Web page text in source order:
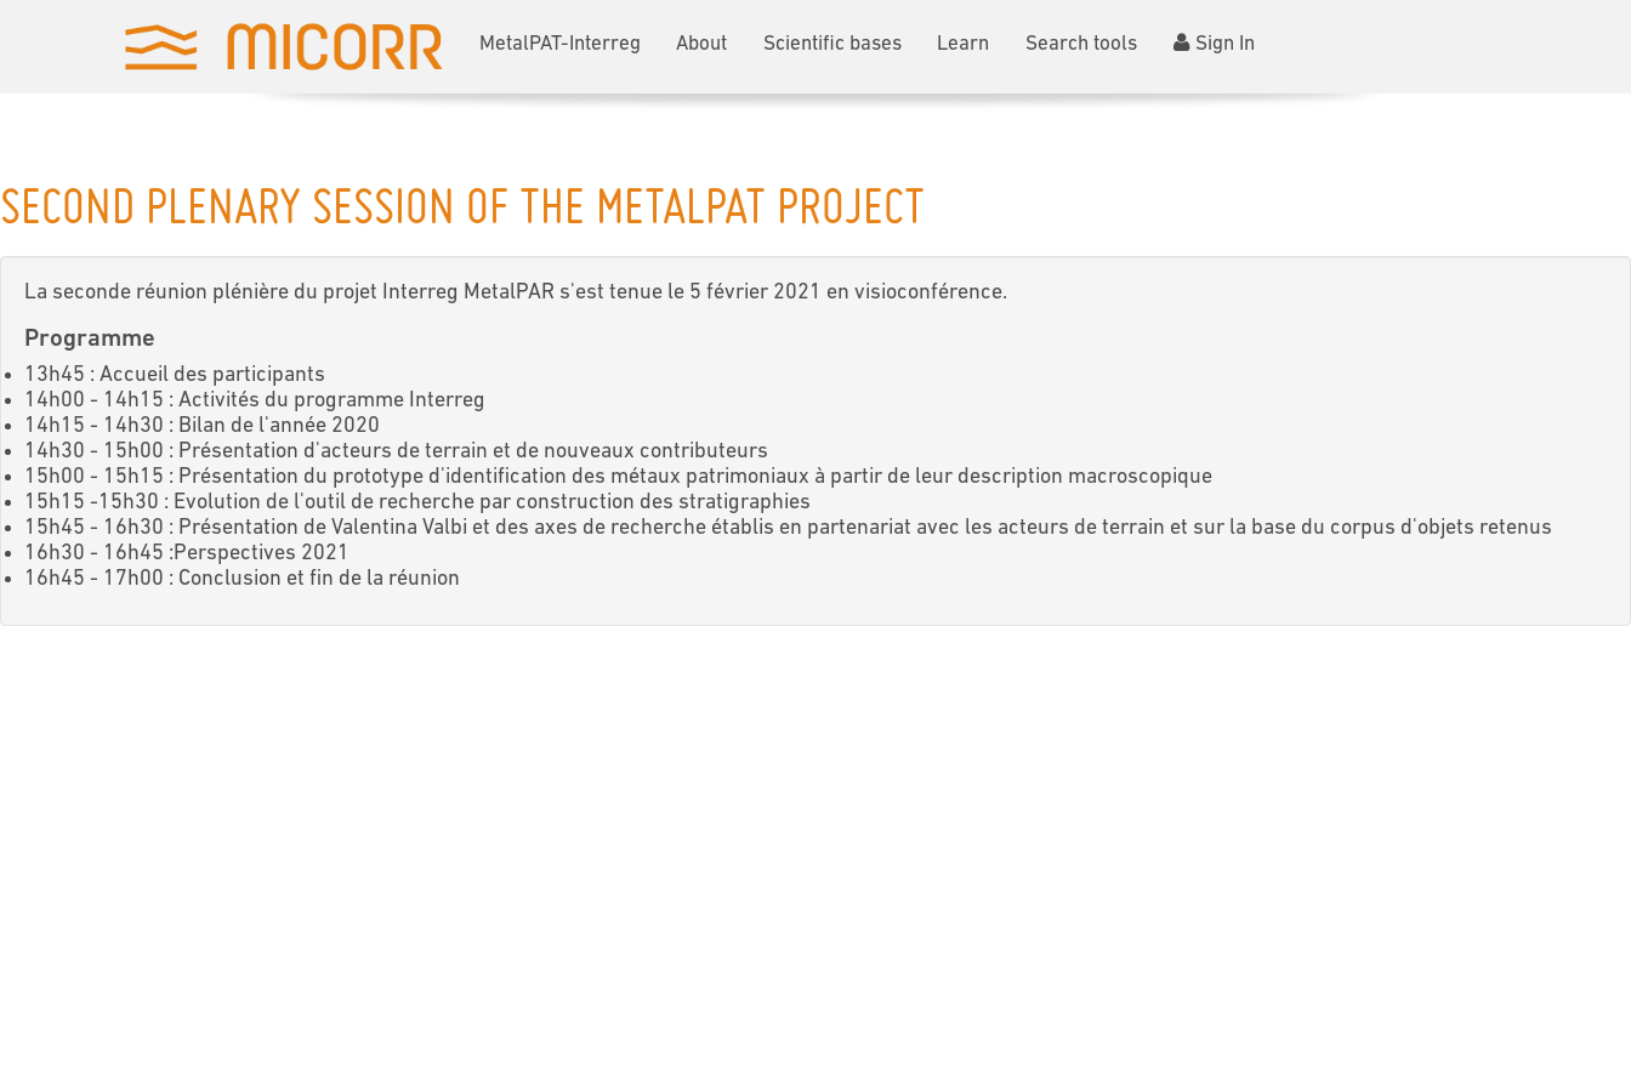
MetalPAT-Interreg About Scientific bases Learn Search tools Sign In
SECOND PLENARY SESSION OF THE METALPAT PROJECT
La seconde réunion plénière du projet Interreg MetalPAR s'est tenue le 5 février 2021 en visioconférence.
Programme
13h45 : Accueil des participants
14h00 - 14h15 : Activités du programme Interreg
14h15 - 14h30 : Bilan de l'année 2020
14h30 - 15h00 : Présentation d'acteurs de terrain et de nouveaux contributeurs
15h00 - 15h15 : Présentation du prototype d'identification des métaux patrimoniaux à partir de leur description macroscopique
15h15 -15h30 : Evolution de l'outil de recherche par construction des stratigraphies
15h45 - 16h30 : Présentation de Valentina Valbi et des axes de recherche établis en partenariat avec les acteurs de terrain et sur la base du corpus d'objets retenus
16h30 - 16h45 :Perspectives 2021
16h45 - 17h00 : Conclusion et fin de la réunion